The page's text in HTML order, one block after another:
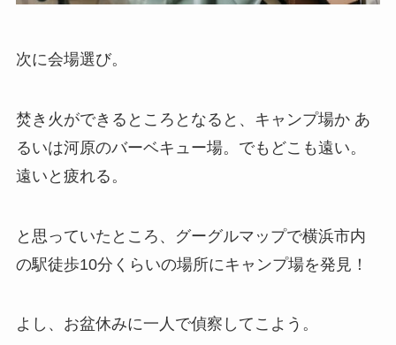
次に会場選び。
焚き火ができるところとなると、キャンプ場か あ
るいは河原のバーベキュー場。でもどこも遠い。
遠いと疲れる。
と思っていたところ、グーグルマップで横浜市内
の駅徒歩10分くらいの場所にキャンプ場を発見！
よし、お盆休みに一人で偵察してこよう。